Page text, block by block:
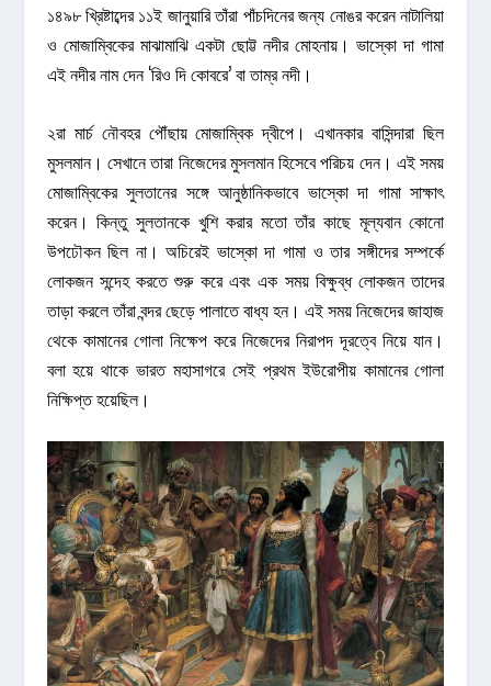
১৪৯৮ খ্রিষ্টাব্দের ১১ই জানুয়ারি তাঁরা পাঁচদিনের জন্য নোঙর করেন নাটালিয়া
ও মোজাম্বিকের মাঝামাঝি একটা ছোট্ট নদীর মোহনায়। ভাস্কো দা গামা
এই নদীর নাম দেন ‘রিও দি কোবরে’ বা তাম্র নদী।
২রা মার্চ নৌবহর পৌঁছায় মোজাম্বিক দ্বীপে। এখানকার বাসিন্দারা ছিল
মুসলমান। সেখানে তারা নিজেদের মুসলমান হিসেবে পরিচয় দেন। এই সময়
মোজাম্বিকের সুলতানের সঙ্গে আনুষ্ঠানিকভাবে ভাস্কো দা গামা সাক্ষাৎ
করেন। কিন্তু সুলতানকে খুশি করার মতো তাঁর কাছে মূল্যবান কোনো
উপঢৌকন ছিল না। অচিরেই ভাস্কো দা গামা ও তার সঙ্গীদের সম্পর্কে
লোকজন সন্দেহ করতে শুরু করে এবং এক সময় বিক্ষুব্ধ লোকজন তাদের
তাড়া করলে তাঁরা বন্দর ছেড়ে পালাতে বাধ্য হন। এই সময় নিজেদের জাহাজ
থেকে কামানের গোলা নিক্ষেপ করে নিজেদের নিরাপদ দূরত্বে নিয়ে যান।
বলা হয়ে থাকে ভারত মহাসাগরে সেই প্রথম ইউরোপীয় কামানের গোলা
নিক্ষিপ্ত হয়েছিল।